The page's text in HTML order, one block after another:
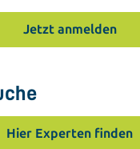
Jetzt anmelden
Hier Experten finden